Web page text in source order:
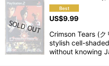
US$9.99
Crimson Tears (ク
stylish cell-
without knowing